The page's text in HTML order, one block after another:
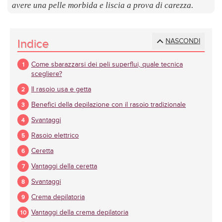
avere una pelle morbida e liscia a prova di carezza.
NASCONDI
Indice
Come sbarazzarsi dei peli superflui, quale tecnica
scegliere?
Il rasoio usa e getta
Benefici della depilazione con il rasoio tradizionale
Svantaggi
Rasoio elettrico
Ceretta
Vantaggi della ceretta
Svantaggi
Crema depilatoria
Vantaggi della crema depilatoria